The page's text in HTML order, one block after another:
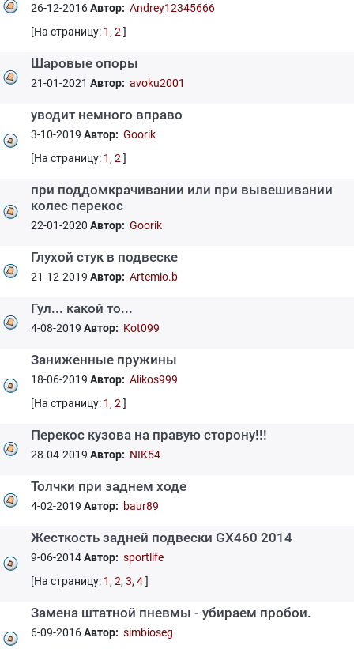
26-12-2016Автор: Andrey12345666
[На страницу: 1 , 2 ]
Шаровые опоры
21-01-2021 Автор: avoku2001
уводит немного вправо
3-10-2019 Автор: Goorik
[На страницу: 1 , 2 ]
при поддомкрачивании или при вывешивании
колес перекос
22-01-2020 Автор: Goorik
Глухой стук в подвеске
21-12-2019 Автор: Artemio.b
Гул... какой то...
4-08-2019 Автор: Kot099
Заниженные пружины
18-06-2019 Автор: Alikos999
[На страницу: 1 , 2 ]
Перекос кузова на правую сторону!!!
28-04-2019 Автор: NIK54
Толчки при заднем ходе
4-02-2019 Автор: baur89
Жесткость задней подвески GX460 2014
9-06-2014Автор: sportlife
[На страницу: 1 , 2, 3, 4]
Замена штатной пневмы - убираем пробои.
6-09-2016Автор: simbioseg